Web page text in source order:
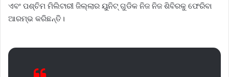
ଏବଂ ପଶ୍ଚିମ ମିଲିଟାରୀ ଜିଲ୍ଲାର ୟୁନିଟ୍ ଗୁଡିକ ନିଜ ନିଜ ଶିବିରକୁ ଫେରିବା
ଆରମ୍ଭ କରିଛନ୍ତି।